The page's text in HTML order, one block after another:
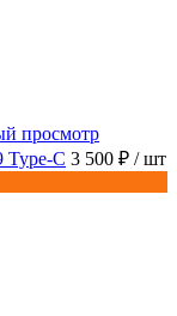
просмотр
Type-C 3 500 ₽ / шт